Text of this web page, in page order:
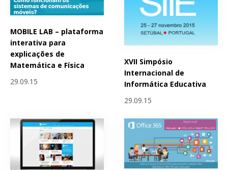
MOBILE LAB – plataforma
interativa para
explicações de
Matemática e Física
29.09.15
XVII Simpósio
Internacional de
Informática Educativa
29.09.15